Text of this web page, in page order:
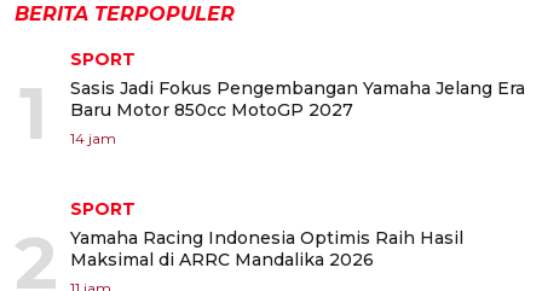
BERITA TERPOPULER
1
SPORT
Sasis Jadi Fokus Pengembangan Yamaha Jelang Era
Baru Motor 850cc MotoGP 2027
14 jam
2
SPORT
Yamaha Racing Indonesia Optimis Raih Hasil
Maksimal di ARRC Mandalika 2026